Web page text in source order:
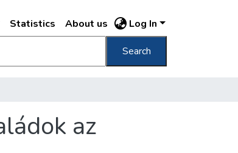
Statistics About us Log In
Search
az